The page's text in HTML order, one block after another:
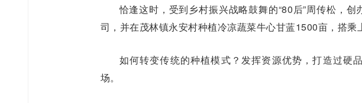
恰逢这时，受到乡村振兴战略鼓舞的“80后”周传松，
司，并在茂林镇永安村种植冷凉蔬菜牛心甘蓝1500亩，搭乘
如何转变传统的种植模式？发挥资源优势，打造过硬
场。